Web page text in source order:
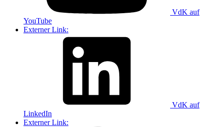
VdK auf
YouTube
Externer Link:
VdK auf
LinkedIn
Externer Link: